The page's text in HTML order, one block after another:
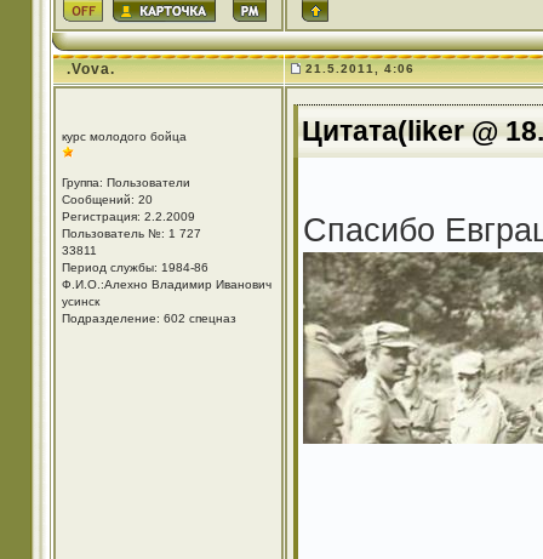
.Vova. 21.5.2011, 4:06
курс молодого бойца
Группа: Пользователи
Сообщений: 20
Регистрация: 2.2.2009
Пользователь №: 1 727
33811
Период службы: 1984-86
Ф.И.О.:Алехно Владимир Иванович
усинск
Подразделение: 602 спецназ
Цитата(liker @
Спасибо